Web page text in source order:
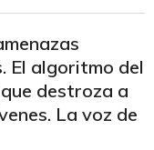
El algoritmo del
destroza a
La voz de